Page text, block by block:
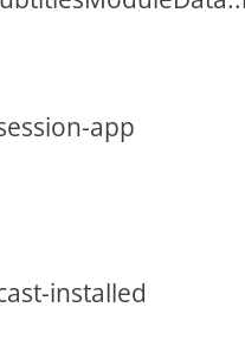
app
installed